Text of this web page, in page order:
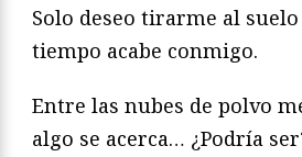
Solo deseo tirarme al
tiempo acabe conmigo.
Entre las nubes de polvo
algo se acerca… ¿Podría